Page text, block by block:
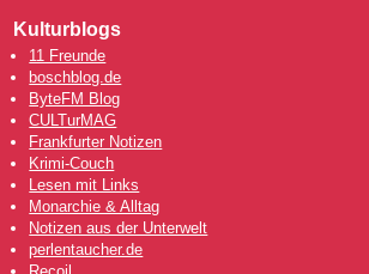
Kulturblogs
11 Freunde
boschblog.de
ByteFM Blog
CULTurMAG
Frankfurter Notizen
Krimi-Couch
Lesen mit Links
Monarchie & Alltag
Notizen aus der Unterwelt
perlentaucher.de